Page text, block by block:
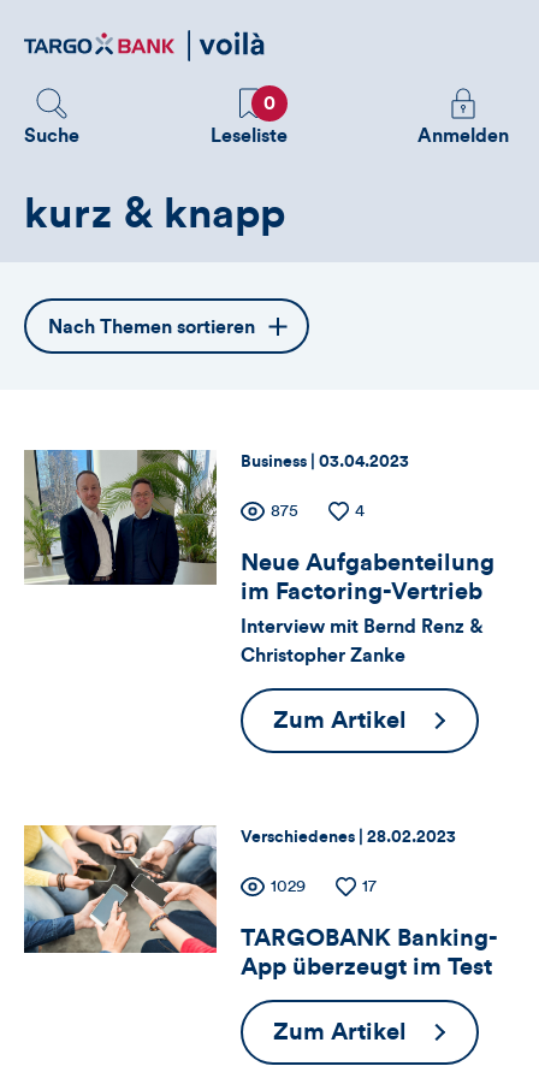
zum
Suche
Favoriten
0
Leseliste
Melden
Sie
Anmelden
kurz & knapp
Öffnet
die
Nach Themen sortieren
Thema:
Business | Datum:
03.04.2023
Zähler
für
Views,
Likes
und
dieses
Artikels
Anzahl
Views
875
Anzahl
Likes
4
Neue Aufgabenteilung
im Factoring-Vertrieb
Interview mit Bernd Renz &
Christopher Zanke
Zum Artikel
Neue
Factoring-
Thema:
Verschiedenes | Datum:
28.02.2023
Zähler
für
Views,
Likes
Anzahl
Views
1029
Anzahl
Likes
17
TARGOBANK Banking-
App überzeugt im Test
Zum Artikel
Banking-